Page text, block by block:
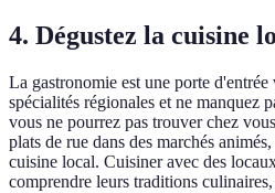
4. Dégustez la cuisine
La gastronomie est une porte
spécialités régionales et ne manquez
vous ne pourrez pas trouver chez
plats de rue dans des marchés
cuisine local. Cuisiner avec des
comprendre leurs traditions